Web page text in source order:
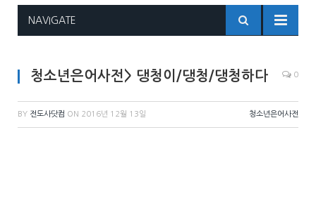
NAVIGATE
청소년은어사전> 댕청이/댕청/댕청하다 0
BY 전도사닷컴 ON 2016년 12월 13일 청소년은어사전